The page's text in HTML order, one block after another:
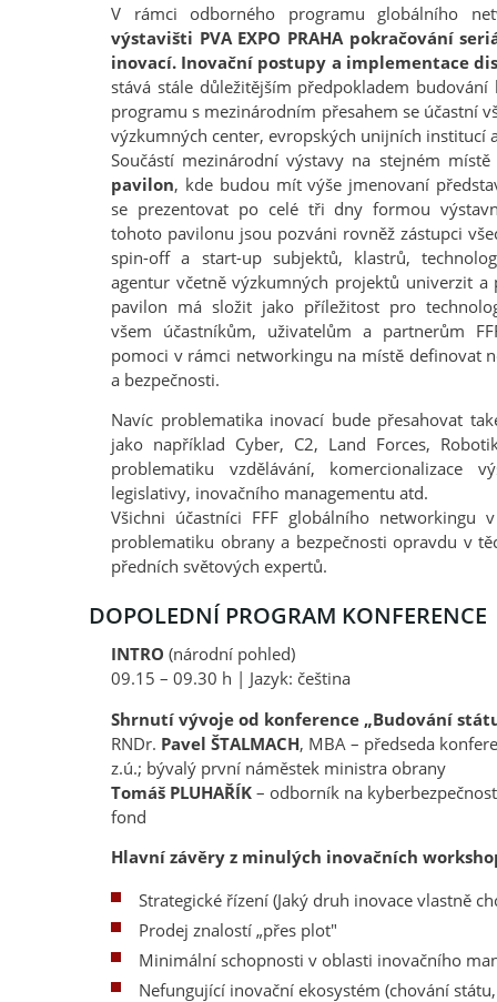
V rámci odborného programu globálního
výstavišti PVA EXPO PRAHA pokračování
inovací. Inovační postupy a implementace
stává stále důležitějším předpokladem
programu s mezinárodním přesahem se účastní
výzkumných center, evropských unijních institucí
Součástí mezinárodní výstavy na stejném místě
pavilon, kde budou mít výše jmenovaní
se prezentovat po celé tři dny formou
tohoto pavilonu jsou pozváni rovněž zástupci
spin-off a start-up subjektů, klastrů,
agentur včetně výzkumných projektů univerzit a
pavilon má složit jako příležitost pro
všem účastníkům, uživatelům a partnerům
pomoci v rámci networkingu na místě definovat
a bezpečnosti.
Navíc problematika inovací bude přesahovat
jako například Cyber, C2, Land Forces,
problematiku vzdělávání, komercionalizace
legislativy, inovačního managementu atd.
Všichni účastníci FFF globálního
problematiku obrany a bezpečnosti opravdu v
předních světových expertů.
DOPOLEDNÍ PROGRAM KONFERENCE
INTRO (národní pohled)
09.15 – 09.30 h | Jazyk: čeština
Shrnutí vývoje od konference „Budování
RNDr. Pavel ŠTALMACH, MBA – předseda
z.ú.; bývalý první náměstek ministra obrany
Tomáš PLUHAŘÍK – odborník na
fond
Hlavní závěry z minulých inovačních
Strategické řízení (Jaký druh inovace vlastně
Prodej znalostí „přes plot"
Minimální schopnosti v oblasti inovačního
Nefungující inovační ekosystém (chování